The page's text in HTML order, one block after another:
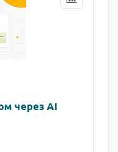
через AI